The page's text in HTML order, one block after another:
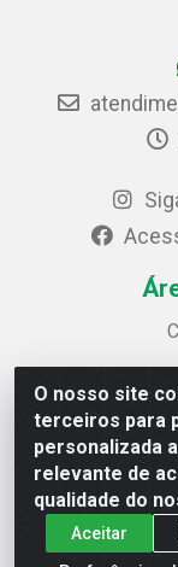
O nosso site
terceiros para
personalizada
relevante de
qualidade do
Aceitar
Rua José